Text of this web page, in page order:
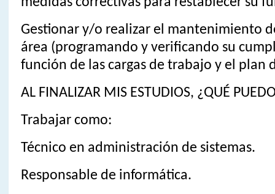
Gestionar y/o realizar el mantenimiento
área (programando y verificando su
función de las cargas de trabajo y el plan
AL FINALIZAR MIS ESTUDIOS, ¿QUÉ
Trabajar como:
Técnico en administración de sistemas.
Responsable de informática.